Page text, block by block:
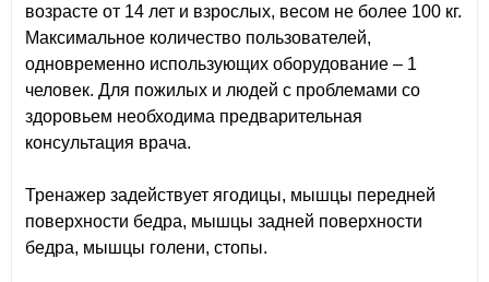
возрасте от 14 лет и взрослых, весом не более 100 кг.
Максимальное количество пользователей,
одновременно использующих оборудование – 1
человек. Для пожилых и людей с проблемами со
здоровьем необходима предварительная
консультация врача.
Тренажер задействует ягодицы, мышцы передней
поверхности бедра, мышцы задней поверхности
бедра, мышцы голени, стопы.